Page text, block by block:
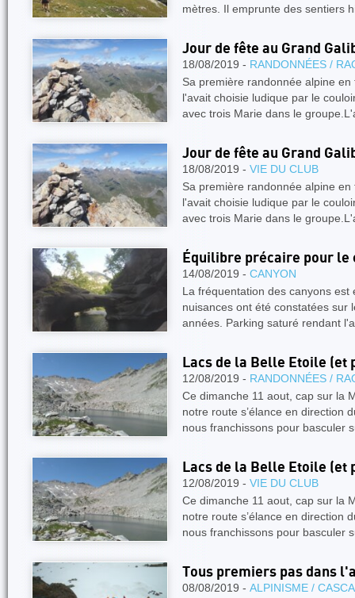
mètres. Il emprunte des sentiers
Jour de fête au Grand
18/08/2019 - RANDONNÉES /
Sa première randonnée alpine
l'avait choisie ludique par le
avec trois Marie dans le
Jour de fête au Grand
18/08/2019 - VIE DU CLUB
Sa première randonnée alpine
l'avait choisie ludique par le
avec trois Marie dans le
Équilibre précaire pour le
14/08/2019 - CANYON
La fréquentation des canyons
nuisances ont été constatées sur
années. Parking saturé rendant
Lacs de la Belle Etoile (et
12/08/2019 - RANDONNÉES /
Ce dimanche 11 aout, cap sur la
notre route s’élance en direction
nous franchissons pour basculer
Lacs de la Belle Etoile (et
12/08/2019 - VIE DU CLUB
Ce dimanche 11 aout, cap sur la
notre route s’élance en direction
nous franchissons pour basculer
Tous premiers pas dans
08/08/2019 - ALPINISME /